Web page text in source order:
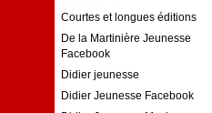
Courtes et longues éditions
De la Martinière Jeunesse
Facebook
Didier jeunesse
Didier Jeunesse Facebook